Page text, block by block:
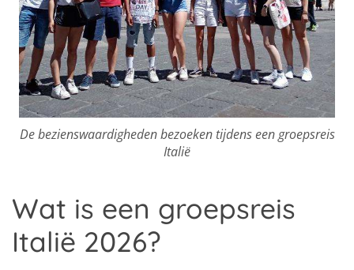
De bezienswaardigheden bezoeken tijdens een groepsreis
Italië
Wat is een groepsreis
Italië 2026?